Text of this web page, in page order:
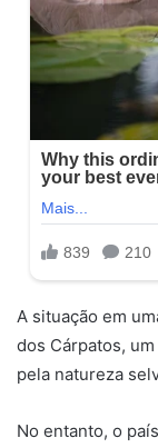
A situação em
dos Cárpatos,
pela natureza
No entanto, o